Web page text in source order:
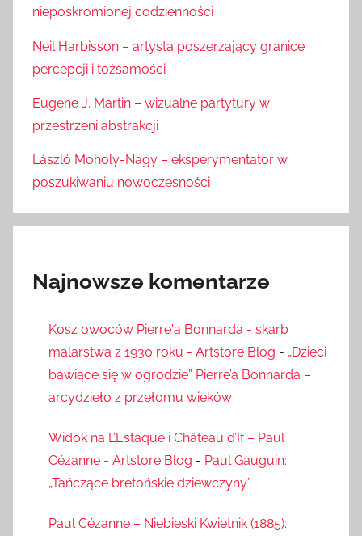
nieposkromionej codzienności
Neil Harbisson – artysta poszerzający granice
percepcji i tożsamości
Eugene J. Martin – wizualne partytury w
przestrzeni abstrakcji
László Moholy-Nagy – eksperymentator w
poszukiwaniu nowoczesności
Najnowsze komentarze
Kosz owoców Pierre'a Bonnarda - skarb
malarstwa z 1930 roku - Artstore Blog - „Dzieci
bawiące się w ogrodzie” Pierre’a Bonnarda –
arcydzieło z przełomu wieków
Widok na L’Estaque i Château d’If – Paul
Cézanne - Artstore Blog - Paul Gauguin:
„Tańczące bretońskie dziewczyny”
Paul Cézanne – Niebieski Kwietnik (1885):